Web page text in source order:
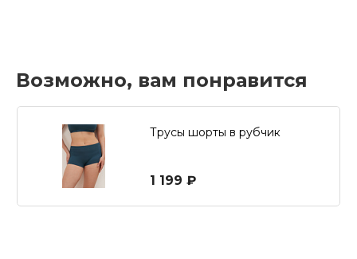
Возможно, вам понравится
Трусы шорты в рубчик
1 199 ₽